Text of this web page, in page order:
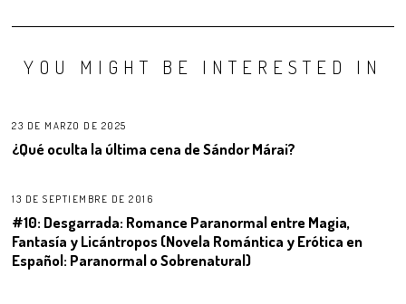
YOU MIGHT BE INTERESTED IN
23 DE MARZO DE 2025
¿Qué oculta la última cena de Sándor Márai?
13 DE SEPTIEMBRE DE 2016
#10: Desgarrada: Romance Paranormal entre Magia,
Fantasía y Licántropos (Novela Romántica y Erótica en
Español: Paranormal o Sobrenatural)